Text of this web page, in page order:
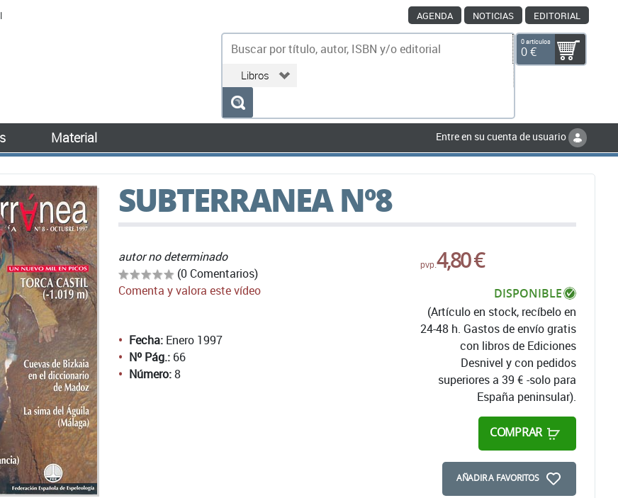
AGENDA NOTICIAS EDITORIAL
0 artículos
0 €
Material Entre en su cuenta de usuario
SUBTERRANEA Nº8
autor no determinado
(0 Comentarios)
Comenta y valora este vídeo
pvp.4,80 €
DISPONIBLE
(Artículo en stock, recíbelo en
24-48 h. Gastos de envío gratis
con libros de Ediciones
Desnivel y con pedidos
superiores a 39 € -solo para
España peninsular).
COMPRAR
AÑADIR A FAVORITOS
Fecha: Enero 1997
Nº Pág.: 66
Número:8